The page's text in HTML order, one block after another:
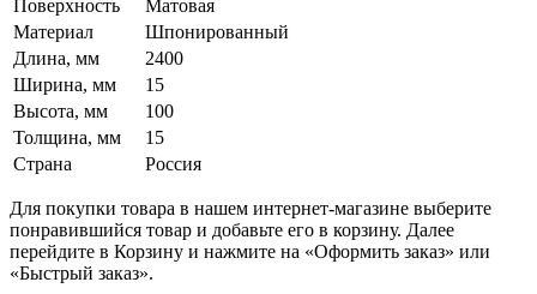
Поверхность
Матовая
Материал
Шпонированный
Длина, мм
2400
Ширина, мм
15
Высота, мм
100
Толщина, мм
15
Страна
Россия
Для покупки товара в нашем интернет-магазине выберите
понравившийся товар и добавьте его в корзину. Далее
перейдите в Корзину и нажмите на «Оформить заказ» или
«Быстрый заказ».